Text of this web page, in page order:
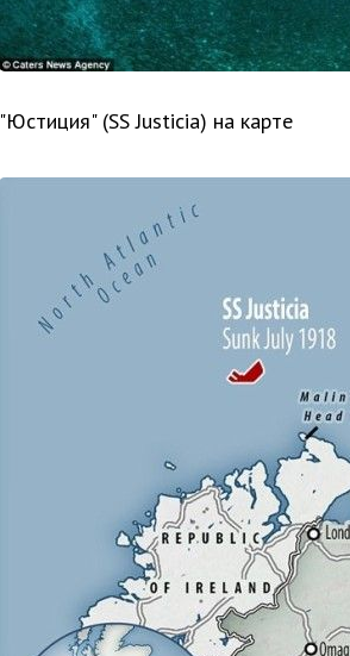
"Юстиция" (SS Justicia) на карте